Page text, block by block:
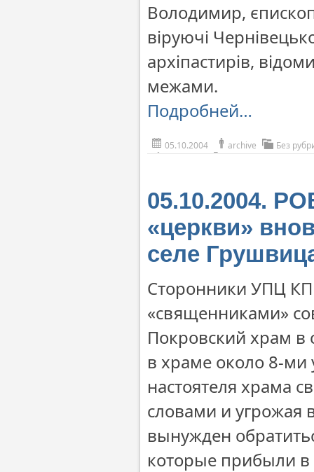
Володимир,
віруючі
архіпастирів,
межами.
Подробней…
05.10.2004 archive Без
05.10.2004.
«церкви»
селе
Сторонники УПЦ
«священниками»
Покровский храм в
в храме около 8-ми
настоятеля храма
словами и угрожая
вынужден
которые прибыли в